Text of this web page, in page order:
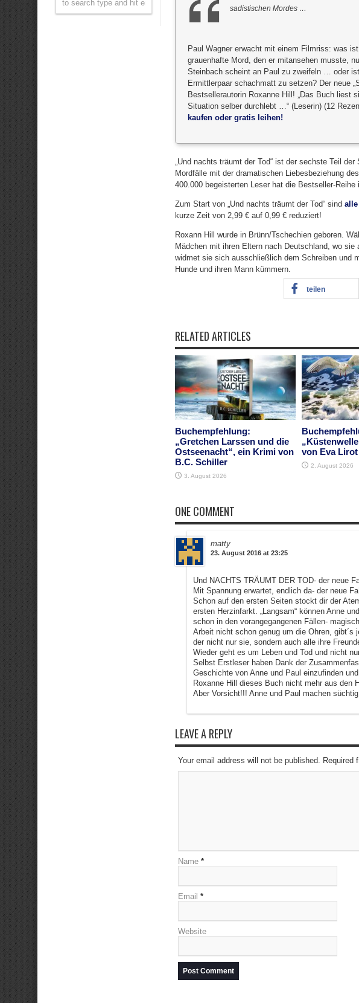
sadistischen Mordes …
Paul Wagner erwacht mit einem Filmriss: was
grauenhafte Mord, den er mitansehen musste,
Steinbach scheint an Paul zu zweifeln … oder
Ermittlerpaar schachmatt zu setzen? Der neue
Bestsellerautorin Roxanne Hill! „Das Buch liest
Situation selber durchlebt …“ (Leserin) (12
kaufen oder gratis leihen!
„Und nachts träumt der Tod“ ist der sechste Teil
Mordfälle mit der dramatischen Liebesbeziehung
400.000 begeisterten Leser hat die Bestseller-
Zum Start von „Und nachts träumt der Tod“ sind alle
kurze Zeit von 2,99 € auf 0,99 € reduziert!
Roxann Hill wurde in Brünn/Tschechien geboren.
Mädchen mit ihren Eltern nach Deutschland, wo
widmet sie sich ausschließlich dem Schreiben und
Hunde und ihren Mann kümmern.
teilen
RELATED ARTICLES
Buchempfehlung:
„Gretchen Larssen und die
Ostseenacht“, ein Krimi von
B.C. Schiller
3. August 2026
von Eva Lirot
2. August 2026
ONE COMMENT
matty
23. August 2016 at 23:25
Und NACHTS TRÄUMT DER TOD- der neue
Mit Spannung erwartet, endlich da- der neue
Schon auf den ersten Seiten stockt dir der
ersten Herzinfarkt. „Langsam“ können Anne
schon in den vorangegangenen Fällen-
Arbeit nicht schon genug um die Ohren,
der nicht nur sie, sondern auch alle ihre
Wieder geht es um Leben und Tod und nicht
Selbst Erstleser haben Dank der
Geschichte von Anne und Paul einzufinden
Roxanne Hill dieses Buch nicht mehr aus den
Aber Vorsicht!!! Anne und Paul machen
LEAVE A REPLY
Your email address will not be published. Required
Name *
Email *
Website